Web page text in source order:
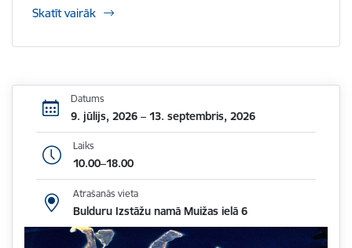
Skatīt vairāk
Datums
9. jūlijs, 2026 – 13. septembris, 2026
Laiks
10.00–18.00
Atrašanās vieta
Bulduru Izstāžu namā Muižas ielā 6